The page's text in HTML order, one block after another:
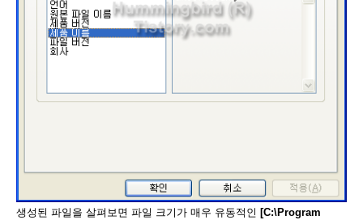
생성된 파일을 살펴보면 파일 크기가 매우 유동적인 [C:\Program